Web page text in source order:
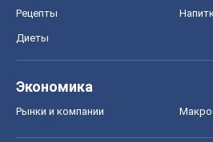
Рецепты
Диеты
Экономика
Рынки и компании